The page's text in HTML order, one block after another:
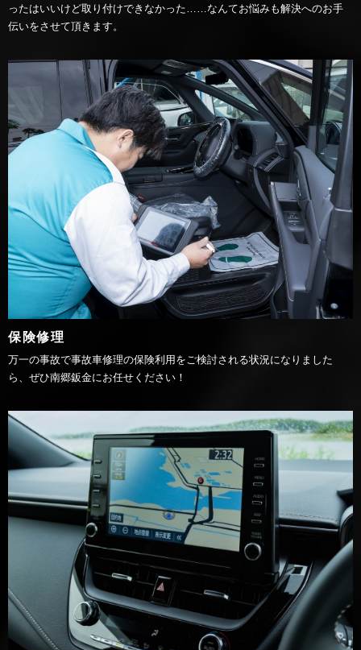
ったはいいけど取り付けできなかった……なんてお悩みも解決へのお手
伝いをさせて頂きます。
保険修理
万一の事故で事故車修理の保険利用をご検討される状況になりました
ら、ぜひ南郷鈑金にお任せください！